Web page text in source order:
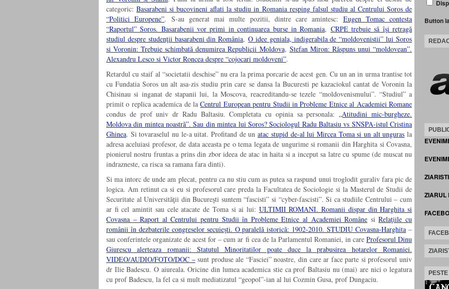
categoric:Basarabeni si bucovineni aflati la studiu in Romania resping falsul studiu al Centrului Soros de
“Politici Europene”. S-au generat mai multe pozitii, dintre care amintesc: Eugen Tomac contesta
“Raportul” Soros. Basarabenii vor primi in continuarea burse in Romania, CRPE trebuie să îşi retragă
studiul despre studenţii basarabeni din România,O idee geniala, indigerabila de “moldovenistii” lui Soros
si Voronin: Trebuie schimbată denumirea Republicii Moldova, Stefan Miron: Răspuns unui “moldovean”.
Alexandru Lesco si Victor Roncea despre “cojocari moldoveni”.
Retardul cu staif al “societatii deschise” nu era la prima porcarie de acest gen. Cu un an in urma trantise tot
cu Fundatia Soros un alt asa-zis studiu prin care se dansa la Bucuresti pe kazaciokul cantat de Voronin la
Chisinau si inganat de stapanii lui, la Moscova, reacreditandu-se tezele “moldovenismului”. “Studiul” a
primit o replica academica de laCentrul European pentru Studii in Probleme Etnice al Academiei Romane
condus de prof univ dr Radu Baltasiu. Completata cu opinia sa personala:„Atitudini mic-burgheze.
Moldova din mintea noastră”. Sau din mintea lui Soros? Sociologul Radu Baltasiu vs SNSPA-istul Cristina
Ghinea. Si tovaraselul nu le-a uitat. Profitand de unatac stupid de-al lui Mircea Toma si un alt unguras la
adresa aceluiasi profesor, de data aceasta pe o tema legata de ungurime si romanii din Harghita si Covasna,
pionierul nostru fruntas a prins din zbor ideea de atac in haita si a inceput sa latre cu spume (de muscat nu
indrazneste, ca risca sa ramana fara dinti).
Si ma intorc de unde am plecat, pentru ca nu stiu cum as putea sa raspund unui troglodit guraliv fara pic de
logica. Am retinut ca si eu si profesorul care preda la Facultatea de Sociologie si la Masterul de Studii de
Securitate al Universităţii din Bucureşti suntem “fascisti” si “cyber-fascisti”. Si ca studiile Centrului – cum
ar fi cel amintit sau cele atacate de Toma si ai lui: ULTIMII ROMANI. Romanii dispar din Harghita si
Covasna – Raport al Centrului pentru Studii în Probleme Etnice al Academiei Române siRelaţiile cu
românii în dezbaterile congreselor secuieşti. O paralelă istorică: 1902-2010. STUDIU Covasna-Harghita –
sau conferintele organizate de acest for – cum ar fi cea de la Parlamentul Romaniei, in care Profesorul Dinu
Giurescu alerteaza romanii: Statutul Minoritatilor poate duce la prabusirea hotarelor Romaniei.
VIDEO/AUDIO/FOTO/DOC –sunt produse ale “Fasciei” noastre, din care ar face parte si profesorul univ
dr Ilie Badescu. O aiureala. Oricine din lumea academica stie ca prof Baltasiu nu (mai) are nici o legatura
cu prof Badescu, la fel ca si mult mediatizatul “geopol”-ian al lui Cozmin Gusa, prof Dungaciu.
Button
ZIARUL